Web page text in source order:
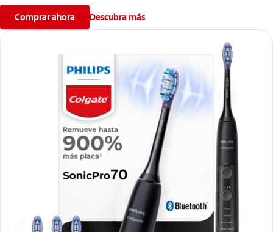
Comprar ahora Descubra más